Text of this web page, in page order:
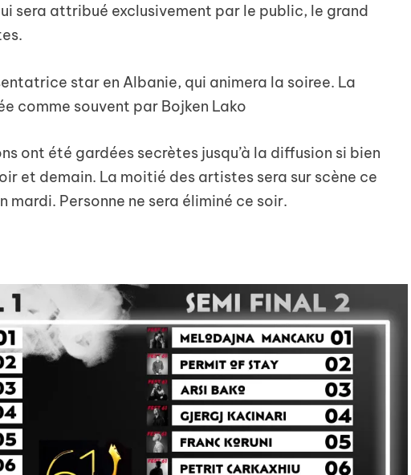
sera attribué exclusivement par le public, le grand
star en Albanie, qui animera la soiree. La
comme souvent par Bojken Lako
ont été gardées secrètes jusqu’à la diffusion si bien
et demain. La moitié des artistes sera sur scène ce
Personne ne sera éliminé ce soir.